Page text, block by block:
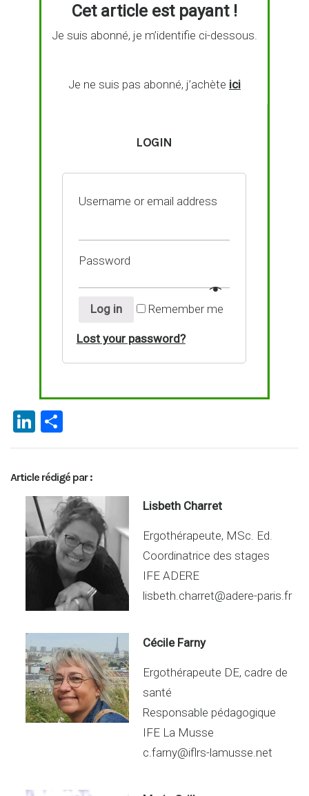
Cet article est payant !
Je suis abonné, je m’identifie ci-dessous.
Je ne suis pas abonné, j’achète ici
LOGIN
Username or email address
Password
Log in Remember me
Lost your password?
Li
n
ke
dI
n
ar
ta
g
er
Article rédigé par :
Lisbeth Charret
Ergothérapeute, MSc. Ed.
Coordinatrice des stages
IFE ADERE
lisbeth.charret@adere-paris.fr
Cécile Farny
Ergothérapeute DE, cadre de
santé
Responsable pédagogique
IFE La Musse
c.farny@iflrs-lamusse.net